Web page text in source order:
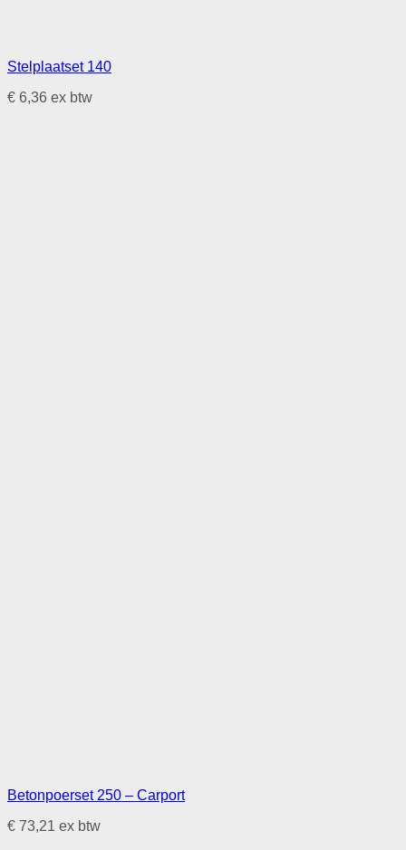
Stelplaatset 140
€ 6,36 ex btw
Betonpoerset 250 – Carport
€ 73,21 ex btw